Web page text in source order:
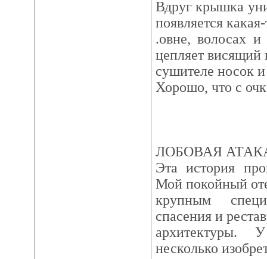
Вдруг крышка
появляется
.овне, волосах и
цепляет висящий
сушителе носок и
Хорошо, что с
ЛОБОВАЯ
Эта история
Мой покойный
крупным
спасения и
несколько